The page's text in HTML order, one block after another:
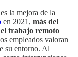
la mejora de la
en 2021, más del
trabajo remoto
empleados valoran
su entorno. Al